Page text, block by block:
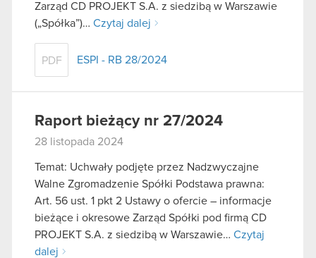
Zarząd CD PROJEKT S.A. z siedzibą w Warszawie
(„Spółka”)… Czytaj dalej
PDF ESPI - RB 28/2024
Raport bieżący nr 27/2024
28 listopada 2024
Temat: Uchwały podjęte przez Nadzwyczajne
Walne Zgromadzenie Spółki Podstawa prawna:
Art. 56 ust. 1 pkt 2 Ustawy o ofercie – informacje
bieżące i okresowe Zarząd Spółki pod firmą CD
PROJEKT S.A. z siedzibą w Warszawie… Czytaj
dalej